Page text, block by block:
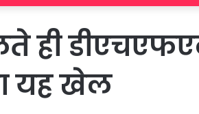
ही
यह खेल